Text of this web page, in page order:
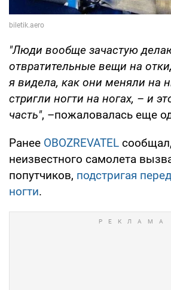
"Люди вообще зачастую
отвратительные вещи на
я видела, как они меняли на
стригли ногти на ногах, – и
часть", –пожаловалась еще
Ранее OBOZREVATEL
неизвестного самолета
попутчиков, подстригая
ногти.